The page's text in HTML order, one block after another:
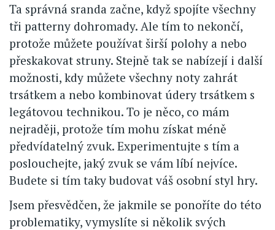
Ta správná sranda začne, když spojíte všechny
tři patterny dohromady. Ale tím to nekončí,
protože můžete používat širší polohy a nebo
přeskakovat struny. Stejně tak se nabízejí i další
možnosti, kdy můžete všechny noty zahrát
trsátkem a nebo kombinovat údery trsátkem s
legátovou technikou. To je něco, co mám
nejraději, protože tím mohu získat méně
předvídatelný zvuk. Experimentujte s tím a
poslouchejte, jaký zvuk se vám líbí nejvíce.
Budete si tím taky budovat váš osobní styl hry.
Jsem přesvědčen, že jakmile se ponoříte do této
problematiky, vymyslíte si několik svých